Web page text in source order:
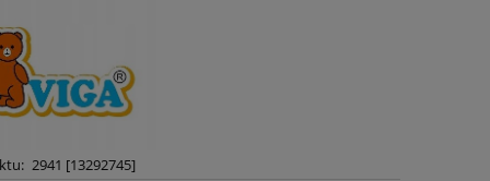
2941 [13292745]